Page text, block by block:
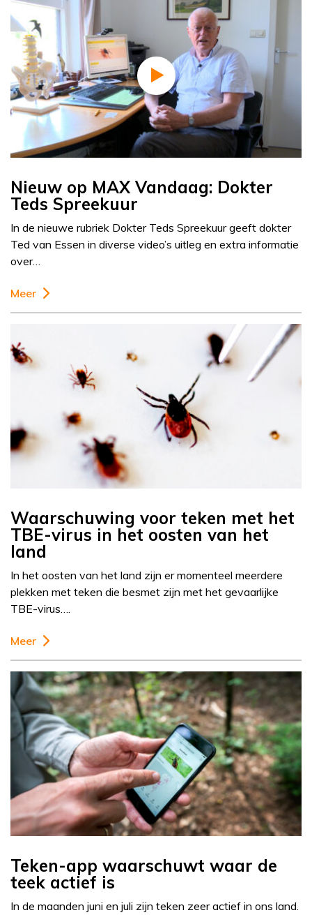
Nieuw op MAX Vandaag: Dokter
Teds Spreekuur
In de nieuwe rubriek Dokter Teds Spreekuur geeft dokter
Ted van Essen in diverse video’s uitleg en extra informatie
over…
Meer
Waarschuwing voor teken met het
TBE-virus in het oosten van het
land
In het oosten van het land zijn er momenteel meerdere
plekken met teken die besmet zijn met het gevaarlijke
TBE-virus….
Meer
Teken-app waarschuwt waar de
teek actief is
In de maanden juni en juli zijn teken zeer actief in ons land.